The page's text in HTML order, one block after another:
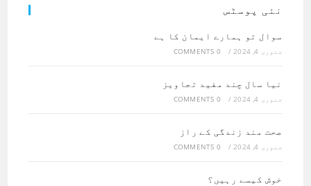
نئی پوسٹس
سوال تو ہمارے ایمان کا ہے
جنوری 4, 2024 /
0 COMMENTS
نیا سال چند مفید تجاویز
جنوری 4, 2024 /
0 COMMENTS
صحت مند زندگی کے راز
جنوری 4, 2024 /
0 COMMENTS
خوش کیسے رہیں؟